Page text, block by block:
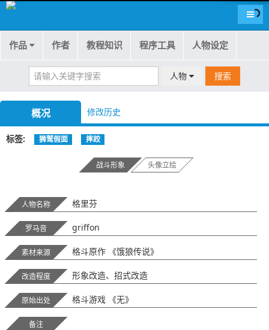
导航
作品 作者 教程知识 程序工具 人物设定
人物 搜索
概况 修改历史
标签 狮鹫假面 摔跤
战斗形象 头像立绘
人物名称 格里芬
罗马音 griffon
素材来源 格斗原作 《饿狼传说》
改造程度 形象改造、招式改造
原始出处 格斗游戏 《无》
备注